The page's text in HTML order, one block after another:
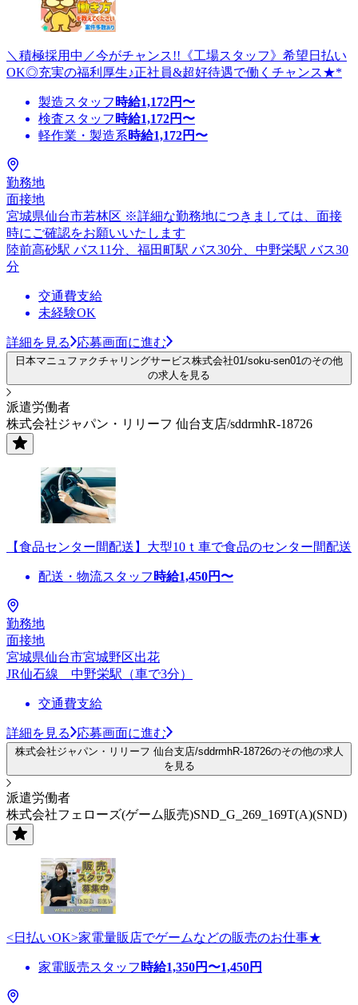
＼積極採用中／今がチャンス!!《工場スタッフ》希望日払い
OK◎充実の福利厚生♪正社員&超好待遇で働くチャンス★*
製造スタッフ 時給1,172円〜
検査スタッフ 時給1,172円〜
軽作業・製造系時給1,172円〜
勤務地
面接地
宮城県仙台市若林区 ※詳細な勤務地につきましては、面接
時にご確認をお願いいたします
陸前高砂駅 バス11分、福田町駅 バス30分、中野栄駅 バス30
分
交通費支給
未経験OK
詳細を見る 応募画面に進む
日本マニュファクチャリングサービス株式会社01/soku-sen01のその他
の求人を見る
派遣労働者
株式会社ジャパン・リリーフ 仙台支店/sddrmhR-18726
【食品センター間配送】大型10ｔ車で食品のセンター間配送
配送・物流スタッフ 時給1,450円〜
勤務地
面接地
宮城県仙台市宮城野区出花
JR仙石線 中野栄駅（車で3分）
交通費支給
詳細を見る 応募画面に進む
株式会社ジャパン・リリーフ 仙台支店/sddrmhR-18726のその他の求人
を見る
派遣労働者
株式会社フェローズ(ゲーム販売)SND_G_269_169T(A)(SND)
<日払いOK>家電量販店でゲームなどの販売のお仕事★
家電販売スタッフ 時給1,350円〜1,450円